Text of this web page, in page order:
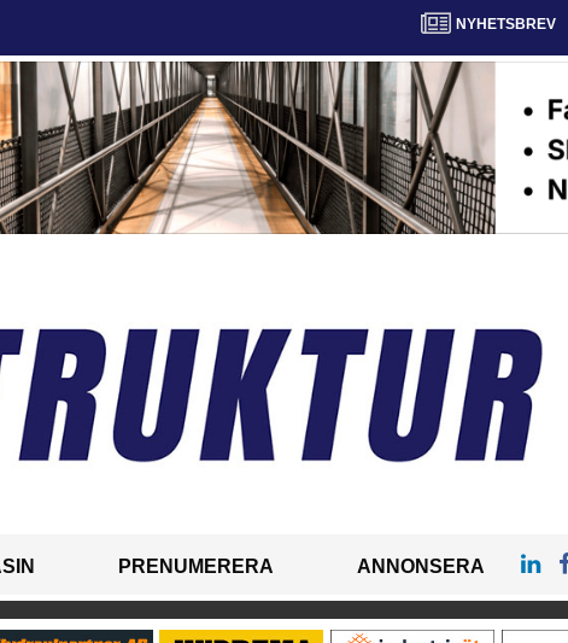
NYHETSBREV
PRENUMERERA ANNONSERA